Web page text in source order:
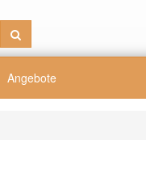
Angebote